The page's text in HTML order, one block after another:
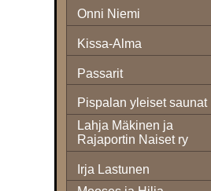
2017
2018
2019
2020
2021
2022
Onni Niemi
Kissa-Alma
Passarit
Pispalan yleiset saunat
Lahja Mäkinen ja
Rajaportin Naiset ry
Irja Lastunen
36 Karppi, Salo ja
Halmetoja
41Halmetoja ja
yhtye
42